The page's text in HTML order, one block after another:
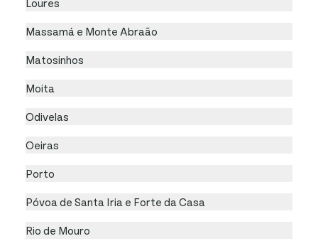
Massamá e Monte Abraão
Matosinhos
Moita
Odivelas
Oeiras
Porto
Póvoa de Santa Iria e Forte da Casa
Rio de Mouro